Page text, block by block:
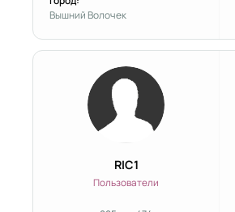
Вышний Волочек
RIC1
Пользователи